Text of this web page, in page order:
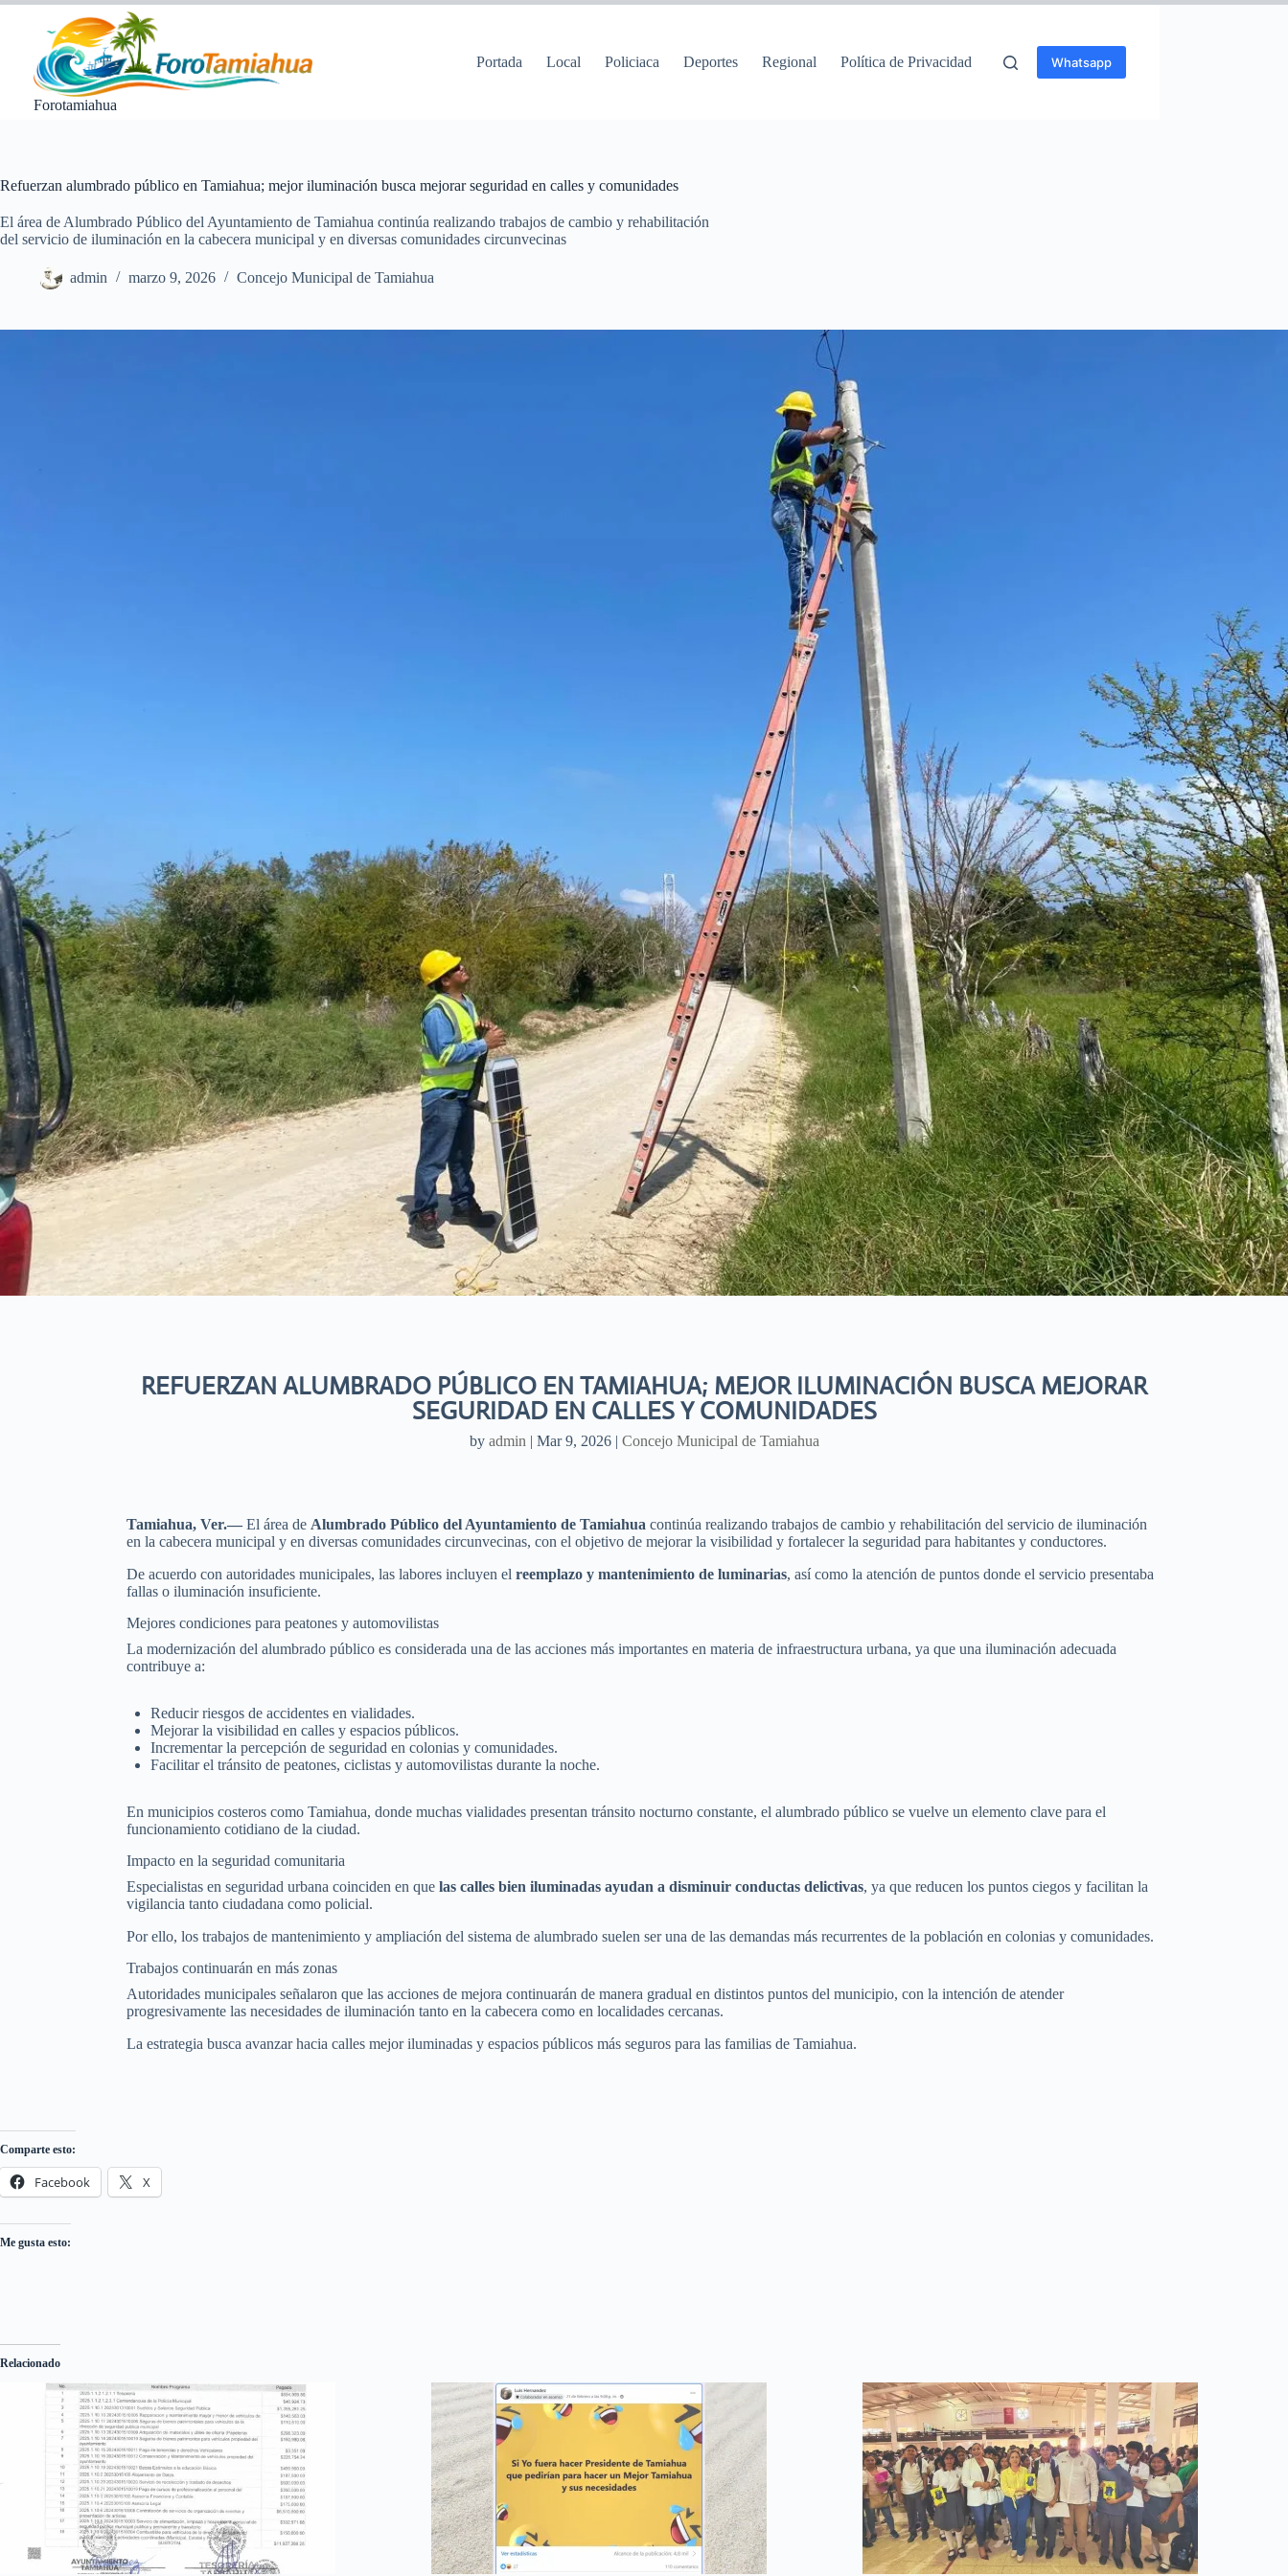
Saltar
contenido
Forotamiahua
Portada Local Policiaca Deportes Regional Política de Privacidad Whatsapp
Refuerzan alumbrado público en Tamiahua; mejor iluminación busca mejorar seguridad en calles y comunidades
El área de Alumbrado Público del Ayuntamiento de Tamiahua continúa realizando trabajos de cambio y rehabilitación
del servicio de iluminación en la cabecera municipal y en diversas comunidades circunvecinas
admin marzo 9, 2026 Concejo Municipal de Tamiahua
REFUERZAN ALUMBRADO PÚBLICO EN TAMIAHUA; MEJOR ILUMINACIÓN BUSCA MEJORAR
SEGURIDAD EN CALLES Y COMUNIDADES
by admin | Mar 9, 2026| Concejo Municipal de Tamiahua
Tamiahua, Ver.— El área de Alumbrado Público del Ayuntamiento de Tamiahua continúa realizando trabajos de cambio y rehabilitación del servicio de iluminación
en la cabecera municipal y en diversas comunidades circunvecinas, con el objetivo de mejorar la visibilidad y fortalecer la seguridad para habitantes y conductores.
De acuerdo con autoridades municipales, las labores incluyen el reemplazo y mantenimiento de luminarias, así como la atención de puntos donde el servicio presentaba
fallas o iluminación insuficiente.
Mejores condiciones para peatones y automovilistas
La modernización del alumbrado público es considerada una de las acciones más importantes en materia de infraestructura urbana, ya que una iluminación adecuada
contribuye a:
Reducir riesgos de accidentes en vialidades.
Mejorar la visibilidad en calles y espacios públicos.
Incrementar la percepción de seguridad en colonias y comunidades.
Facilitar el tránsito de peatones, ciclistas y automovilistas durante la noche.
En municipios costeros como Tamiahua, donde muchas vialidades presentan tránsito nocturno constante, el alumbrado público se vuelve un elemento clave para el
funcionamiento cotidiano de la ciudad.
Impacto en la seguridad comunitaria
Especialistas en seguridad urbana coinciden en que las calles bien iluminadas ayudan a disminuir conductas delictivas, ya que reducen los puntos ciegos y facilitan la
vigilancia tanto ciudadana como policial.
Por ello, los trabajos de mantenimiento y ampliación del sistema de alumbrado suelen ser una de las demandas más recurrentes de la población en colonias y comunidades.
Trabajos continuarán en más zonas
Autoridades municipales señalaron que las acciones de mejora continuarán de manera gradual en distintos puntos del municipio, con la intención de atender
progresivamente las necesidades de iluminación tanto en la cabecera como en localidades cercanas.
La estrategia busca avanzar hacia calles mejor iluminadas y espacios públicos más seguros para las familias de Tamiahua.
Comparte esto:
Facebook X
Me gusta esto:
Relacionado